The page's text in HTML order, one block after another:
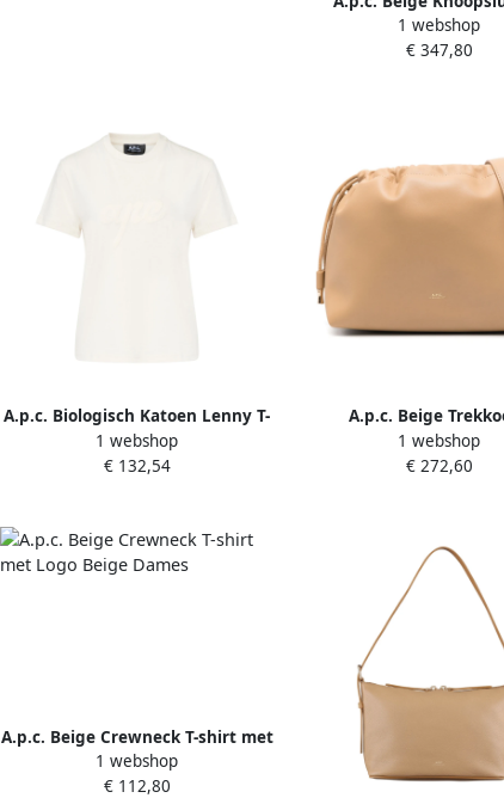
Riemjas Zakken Beige
1 webshop
€ 347,80
A.p.c. Biologisch Katoen Lenny T-
shirt Beige Dames
1 webshop
€ 132,54
A.p.c. Beige
Schoudertas Beige
1 webshop
€ 272,60
A.p.c. Beige Crewneck T-shirt met
Logo Beige Dames
1 webshop
€ 112,80